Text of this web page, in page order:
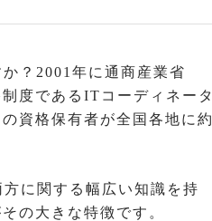
？2001年に通商産業省
度であるITコーディネータ
資格保有者が全国各地に約
に関する幅広い知識を持
の大きな特徴です。